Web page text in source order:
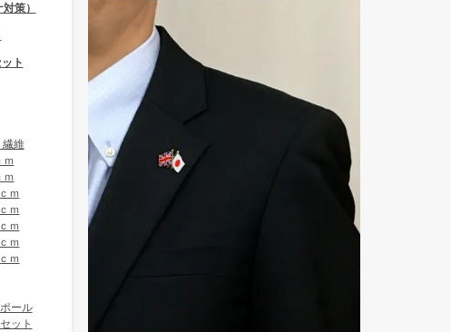
策）
ト
繊維
ｍ
ｍ
ｍ
ｍ
ｍ
ｍ
ｍ
ール
ット